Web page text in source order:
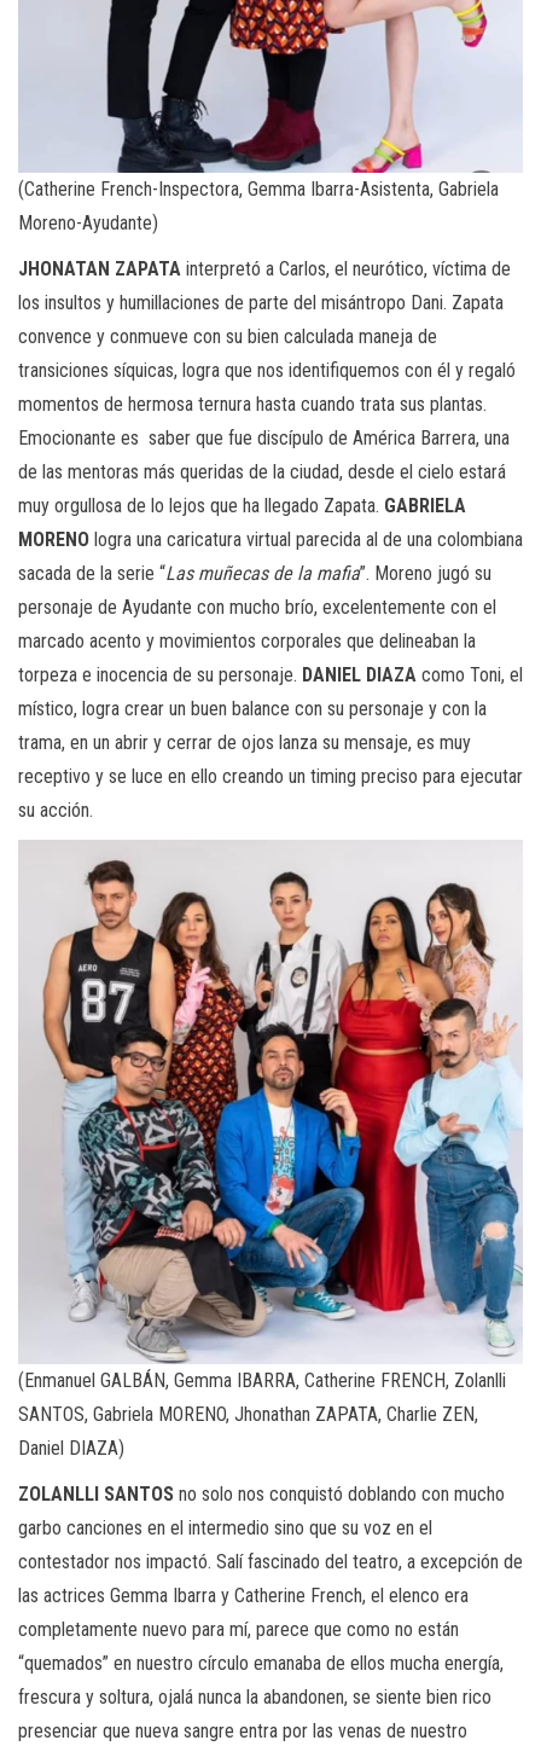
(Catherine French-Inspectora, Gemma Ibarra-Asistenta, Gabriela
Moreno-Ayudante)
JHONATAN ZAPATA interpretó a Carlos, el neurótico, víctima de
los insultos y humillaciones de parte del misántropo Dani. Zapata
convence y conmueve con su bien calculada maneja de
transiciones síquicas, logra que nos identifiquemos con él y regaló
momentos de hermosa ternura hasta cuando trata sus plantas.
Emocionante es saber que fue discípulo de América Barrera, una
de las mentoras más queridas de la ciudad, desde el cielo estará
muy orgullosa de lo lejos que ha llegado Zapata. GABRIELA
MORENO logra una caricatura virtual parecida al de una colombiana
sacada de la serie “Las muñecas de la mafia”. Moreno jugó su
personaje de Ayudante con mucho brío, excelentemente con el
marcado acento y movimientos corporales que delineaban la
torpeza e inocencia de su personaje. DANIEL DIAZA como Toni, el
místico, logra crear un buen balance con su personaje y con la
trama, en un abrir y cerrar de ojos lanza su mensaje, es muy
receptivo y se luce en ello creando un timing preciso para ejecutar
su acción.
(Enmanuel GALBÁN, Gemma IBARRA, Catherine FRENCH, Zolanlli
SANTOS, Gabriela MORENO, Jhonathan ZAPATA, Charlie ZEN,
Daniel DIAZA)
ZOLANLLI SANTOS no solo nos conquistó doblando con mucho
garbo canciones en el intermedio sino que su voz en el
contestador nos impactó. Salí fascinado del teatro, a excepción de
las actrices Gemma Ibarra y Catherine French, el elenco era
completamente nuevo para mí, parece que como no están
“quemados” en nuestro círculo emanaba de ellos mucha energía,
frescura y soltura, ojalá nunca la abandonen, se siente bien rico
presenciar que nueva sangre entra por las venas de nuestro